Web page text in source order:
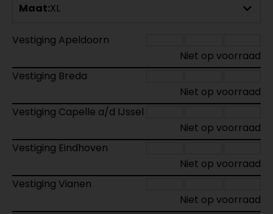
Maat:XL
Vestiging Apeldoorn
Niet op voorraad
Vestiging Breda
Niet op voorraad
Vestiging Capelle a/d IJssel
Niet op voorraad
Vestiging Eindhoven
Niet op voorraad
Vestiging Vianen
Niet op voorraad